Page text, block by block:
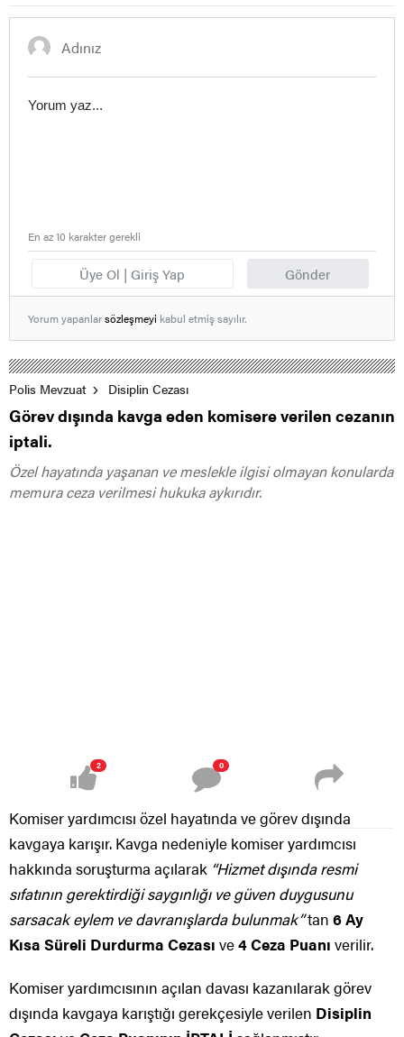
Üye Ol | Giriş Yap Gönder
En az 10 karakter gerekli
Yorum yapanlarsözleşmeyi kabul etmiş sayılır.
Polis Mevzuat Disiplin Cezası
Görev dışında kavga eden komisere verilen cezanın
iptali.
Özel hayatında yaşanan ve meslekle ilgisi olmayan konularda
memura ceza verilmesi hukuka aykırıdır.
2 0
Komiser yardımcısı özel hayatında ve görev dışında
kavgaya karışır. Kavga nedeniyle komiser yardımcısı
hakkında soruşturma açılarak “Hizmet dışında resmi
sıfatının gerektirdiği saygınlığı ve güven duygusunu
sarsacak eylem ve davranışlarda bulunmak”tan 6 Ay
Kısa Süreli Durdurma Cezası ve4 Ceza Puanı verilir.
Komiser yardımcısının açılan davası kazanılarak görev
dışında kavgaya karıştığı gerekçesiyle verilen Disiplin